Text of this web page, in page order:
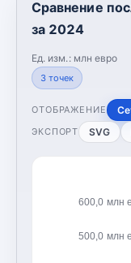
Сравнение
за 2024
Ед. изм.: млн евро
3 точек
ОТОБРАЖЕНИЕ
ЭКСПОРТ SVG
500,0 млн
600,0 млн